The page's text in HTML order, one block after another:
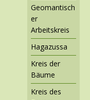
Geomantisch
er
Arbeitskreis
Hagazussa
Kreis der
Bäume
Kreis des